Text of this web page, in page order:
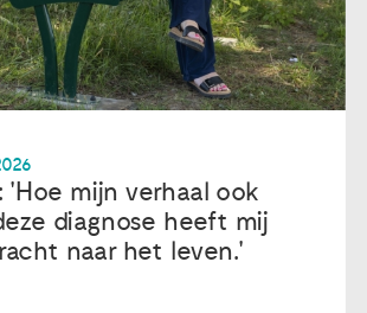
'Hoe mijn verhaal ook
diagnose heeft mij
naar het leven.'